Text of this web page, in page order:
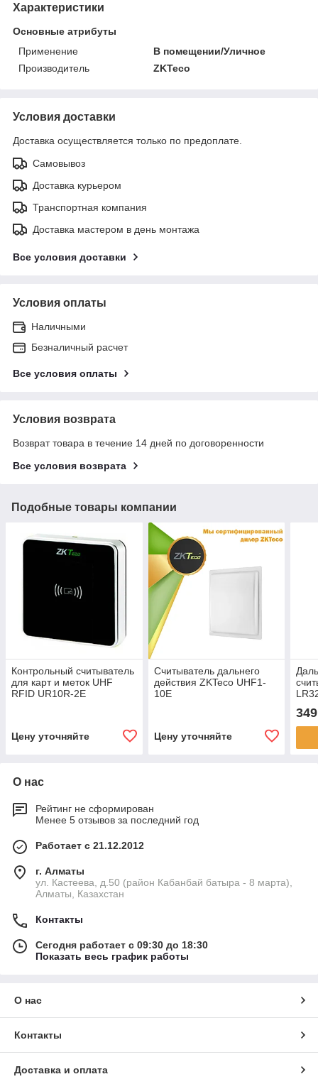
Характеристики
Основные атрибуты
Применение
В помещении/Уличное
Производитель
ZKTeco
Условия доставки
Доставка осуществляется только по предоплате.
Самовывоз
Доставка курьером
Транспортная компания
Доставка мастером в день монтажа
Все условия доставки
Условия оплаты
Наличными
Безналичный расчет
Все условия оплаты
Условия возврата
Возврат товара в течение 14 дней по договоренности
Все условия возврата
Подобные товары компании
Контрольный считыватель
для карт и меток UHF
RFID UR10R-2E
Цену уточняйте
Считыватель дальнего
действия ZKTeco UHF1-
10E
Цену уточняйте
О нас
Рейтинг не сформирован
Менее 5 отзывов за последний год
Работает с 21.12.2012
г. Алматы
ул. Кастеева, д.50 (район Кабанбай батыра - 8 марта),
Алматы, Казахстан
Контакты
Сегодня работает с 09:30 до 18:30
Показать весь график работы
О нас
Контакты
Доставка и оплата